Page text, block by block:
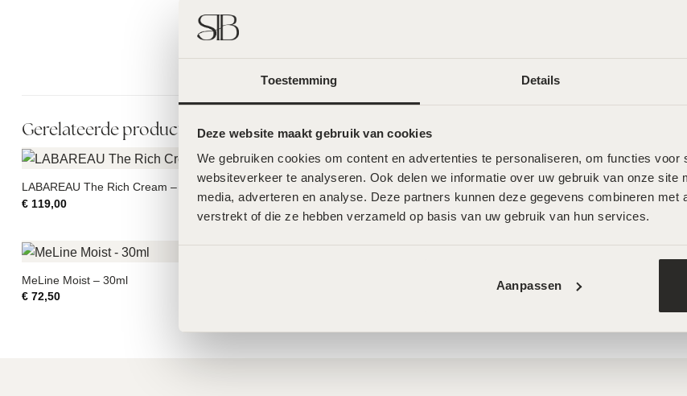
Toestemming Details
Deze website maakt gebruik van cookies
We gebruiken cookies om content en advertenties te personaliseren, om functies voor
websiteverkeer te analyseren. Ook delen we informatie over uw gebruik van onze site
media, adverteren en analyse. Deze partners kunnen deze gegevens combineren met
verstrekt of die ze hebben verzameld op basis van uw gebruik van hun services.
Aanpassen
Gerelateerde producten
LABAREAU The Rich Cream – 50ml
€119,00
MeLine Caucasian Skin Day – 30ml
€99,00
Odyon Dubai – Scorpion
€140,00
MeLine Moist – 30ml
€72,50
MeLine Ethnic Skin Day –